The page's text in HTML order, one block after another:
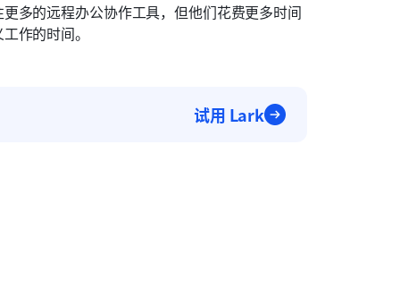
多的远程办公协作工具，但他们花费更多时间
作的时间。
试用 Lark